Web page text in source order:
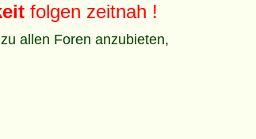
folgen zeitnah !
allen Foren anzubieten,